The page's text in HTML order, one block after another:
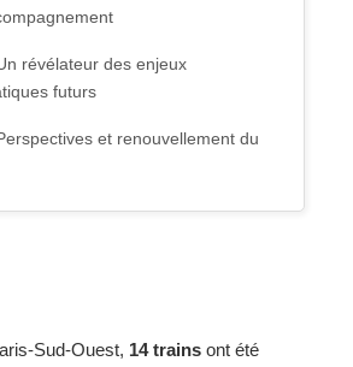
révélateur des enjeux
futurs
et renouvellement du
Sud-Ouest, 14 trains ont été